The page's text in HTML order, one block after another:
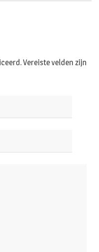
Vereiste velden zijn